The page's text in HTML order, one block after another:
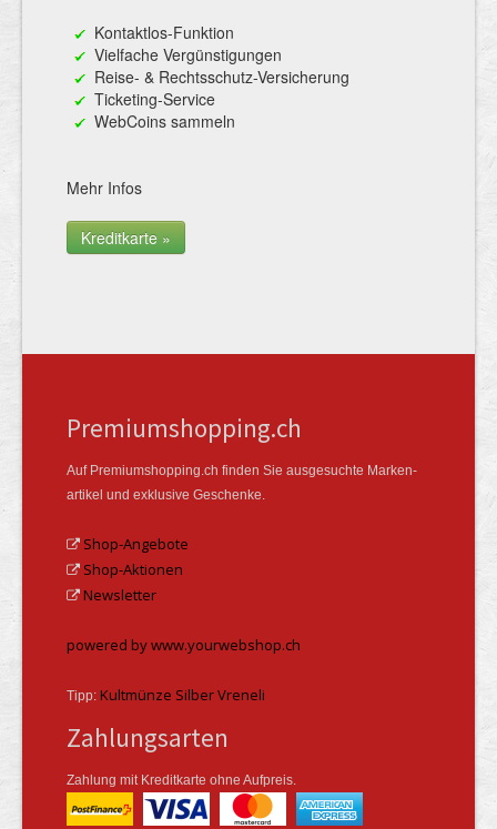
Kontaktlos-Funktion
Vielfache Vergünstigungen
Reise- & Rechtsschutz-Versicherung
Ticketing-Service
WebCoins sammeln
Mehr Infos
Kreditkarte »
Premiumshopping.ch
Auf Premiumshopping.ch finden Sie ausgesuchte Marken­
artikel und exklusive Geschenke.
Shop-Angebote
Shop-Aktionen
Newsletter
powered by www.yourwebshop.ch
Tipp: Kultmünze Silber Vreneli
Zahlungsarten
Zahlung mit Kreditkarte ohne Aufpreis.